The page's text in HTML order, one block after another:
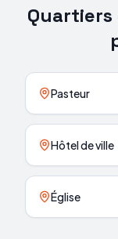
Quartiers
Pasteur
Hôtel de ville
Église